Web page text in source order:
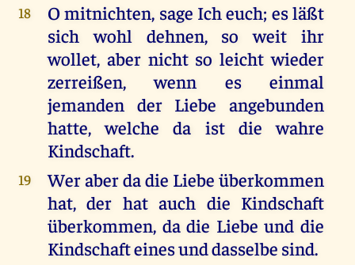
18
O mitnichten, sage Ich euch; es läßt
sich wohl dehnen, so weit ihr
wollet, aber nicht so leicht wieder
zerreißen, wenn es einmal
jemanden der Liebe angebunden
hatte, welche da ist die wahre
Kindschaft.
19
Wer aber da die Liebe überkommen
hat, der hat auch die Kindschaft
überkommen, da die Liebe und die
Kindschaft eines und dasselbe sind.